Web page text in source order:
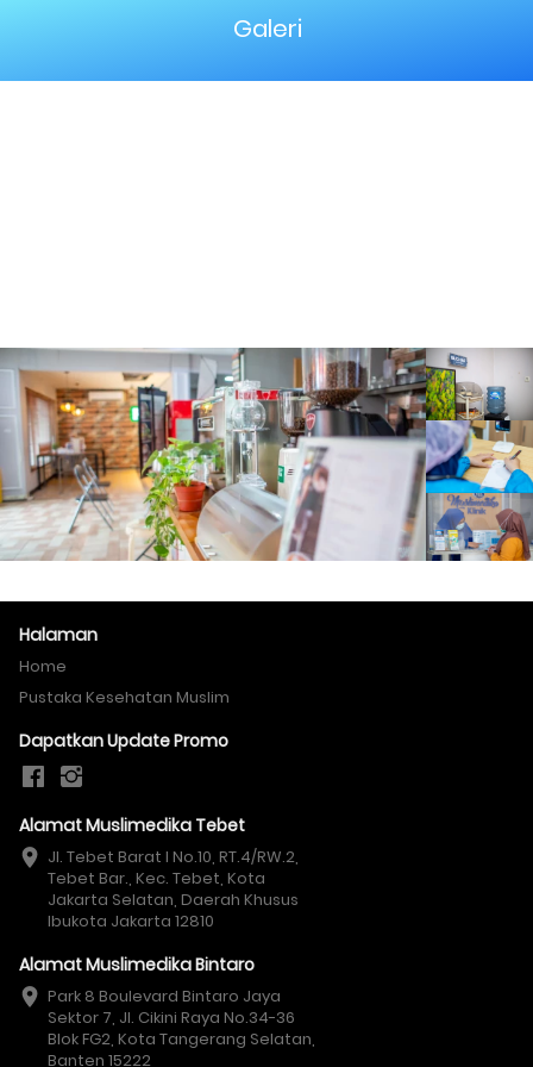
Galeri
Halaman
Home
Pustaka Kesehatan Muslim
Dapatkan Update Promo
Alamat Muslimedika Tebet
Jl. Tebet Barat I No.10, RT.4/RW.2,
Tebet Bar., Kec. Tebet, Kota
Jakarta Selatan, Daerah Khusus
Ibukota Jakarta 12810
Alamat Muslimedika Bintaro
Park 8 Boulevard Bintaro Jaya
Sektor 7, Jl. Cikini Raya No.34-36
Blok FG2, Kota Tangerang Selatan,
Banten 15222